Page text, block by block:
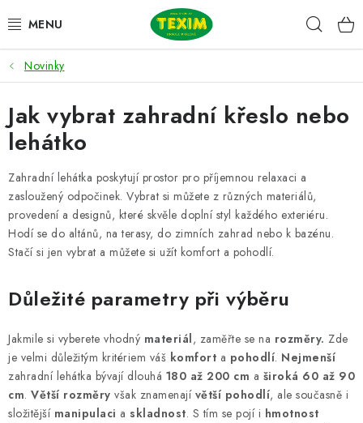
na
ZAHRADNÍ SESTAVY
ŽIDLE
STOLY
LAVICE
LEHÁTKA
PERGOLY
GRILY
Novinky
Jak vybrat zahradní křeslo nebo
lehátko
Zahradní lehátka poskytují prostor pro příjemnou relaxaci a
zasloužený odpočinek. Vybrat si můžete z různých materiálů,
provedení a designů, které skvěle doplní styl každého exteriéru.
Hodí se do altánů, na terasy, do zimních zahrad nebo k bazénu.
Stačí si jen vybrat a můžete si užít komfort a pohodlí.
Důležité parametry při výběru
Jakmile si vyberete vhodný materiál, zaměřte se na rozměry. Zde
je velmi důležitým kritériem váš komfort a pohodlí. Nejmenší
zahradní lehátka bývají dlouhá 180 až 200 cm a široká 60 až 90
cm. Větší rozměry však znamenají větší pohodlí, ale současně i
složitější manipulaci a skladnost. S tím se pojí i hmotnost